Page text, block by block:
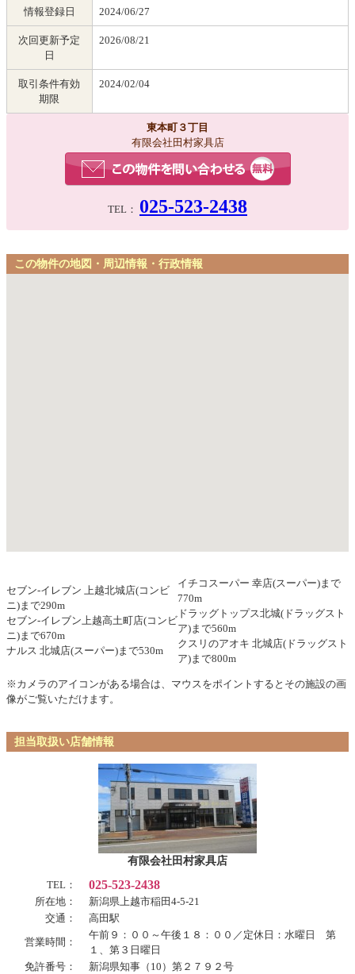
情報登録日 2024/06/27
次回更新予定
日
2026/08/21
取引条件有効
期限
2024/02/04
東本町３丁目
有限会社田村家具店
TEL： 025-523-2438
この物件の地図・周辺情報・行政情報
セブン-イレブン 上越北城店(コンビ
ニ)まで290m
セブン-イレブン上越高土町店(コンビ
ニ)まで670m
ナルス 北城店(スーパー)まで530m
イチコスーパー 幸店(スーパー)まで
770m
ドラッグトップス北城(ドラッグスト
ア)まで560m
クスリのアオキ 北城店(ドラッグスト
ア)まで800m
※カメラのアイコンがある場合は、マウスをポイントするとその施設の画
像がご覧いただけます。
担当取扱い店舗情報
有限会社田村家具店
TEL：
025-523-2438
所在地：
新潟県上越市稲田4-5-21
交通：
高田駅
営業時間：
午前９：００～午後１８：００／定休日：水曜日 第
１、第３日曜日
免許番号：
新潟県知事（10）第２７９２号